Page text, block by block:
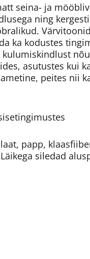
seina- ja
ning
ka kodustes
asutustes kui
peites nii
papp,
siledad